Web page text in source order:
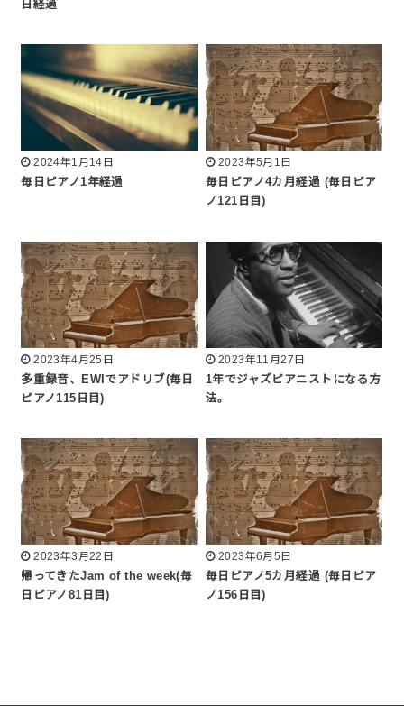
日経過
2024年1月14日
毎日ピアノ1年経過
2023年5月1日
毎日ピアノ4カ月経過 (毎日ピア
ノ121日目)
2023年4月25日
多重録音、EWIでアドリブ(毎日
ピアノ115日目)
2023年11月27日
1年でジャズピアニストになる方
法。
2023年3月22日
帰ってきたJam of the week(毎
日ピアノ81日目)
2023年6月5日
毎日ピアノ5カ月経過 (毎日ピア
ノ156日目)